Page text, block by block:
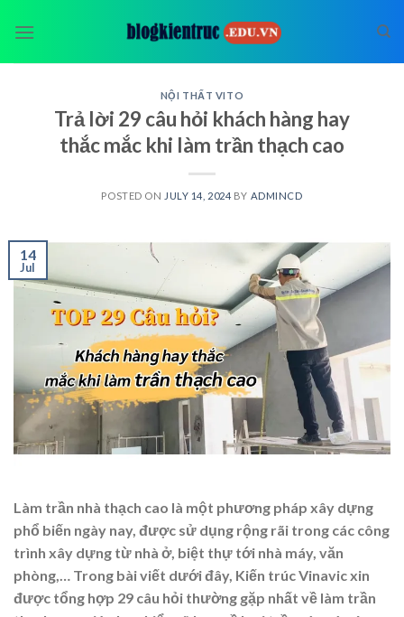
NỘI THẤT VITO
Trả lời 29 câu hỏi khách hàng hay
thắc mắc khi làm trần thạch cao
POSTED ON JULY 14, 2024 BY ADMINCD
14
Jul
Làm trần nhà thạch cao là một phương pháp xây dựng
phổ biến ngày nay, được sử dụng rộng rãi trong các công
trình xây dựng từ nhà ở, biệt thự tới nhà máy, văn
phòng,… Trong bài viết dưới đây, Kiến trúc Vinavic xin
được tổng hợp 29 câu hỏi thường gặp nhất về làm trần